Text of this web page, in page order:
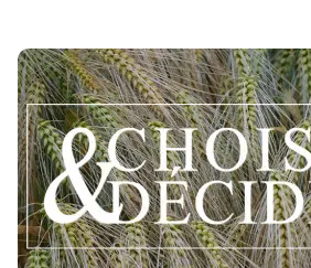
Conduite des orges d'hiver :
réussir ses interventions au
Retrouvez les préconisations en
azotée et de protection des orges...
12 DÉC. 2025